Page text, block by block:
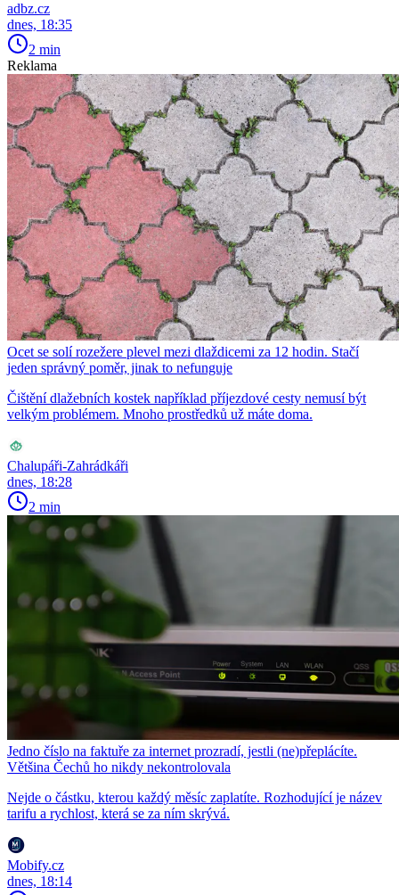
adbz.cz
dnes, 18:35
2 min
Reklama
Ocet se solí rozežere plevel mezi dlaždicemi za 12 hodin. Stačí
jeden správný poměr, jinak to nefunguje
Čištění dlažebních kostek například příjezdové cesty nemusí být
velkým problémem. Mnoho prostředků už máte doma.
Chalupáři-Zahrádkáři
dnes, 18:28
2 min
Jedno číslo na faktuře za internet prozradí, jestli (ne)přeplácíte.
Většina Čechů ho nikdy nekontrolovala
Nejde o částku, kterou každý měsíc zaplatíte. Rozhodující je název
tarifu a rychlost, která se za ním skrývá.
Mobify.cz
dnes, 18:14